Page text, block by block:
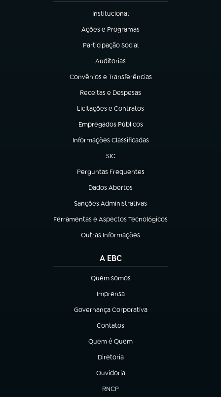
Institucional
(abre em nova aba)
Ações e Programas
(abre em nova aba)
Participação Social
(abre em nova aba)
Auditorias
(abre em nova aba)
Convênios e Transferências
(abre em nova aba)
Receitas e Despesas
(abre em nova aba)
Licitações e Contratos
(abre em nova aba)
Empregados Públicos
(abre em nova aba)
Informações Classificadas
(abre em nova aba)
SIC
(abre em nova aba)
Perguntas Frequentes
(abre em nova aba)
Dados Abertos
(abre em nova aba)
Sanções Administrativas
(abre em nova aba)
Ferramentas e Aspectos Tecnológicos
(abre em nova aba)
Outras Informações
(abre em nova aba)
A EBC
Quem somos
(abre em nova aba)
Imprensa
(abre em nova aba)
Governança Corporativa
(abre em nova aba)
Contatos
(abre em nova aba)
Quem é Quem
(abre em nova aba)
Diretoria
(abre em nova aba)
Ouvidoria
(abre em nova aba)
RNCP
(abre em nova aba)